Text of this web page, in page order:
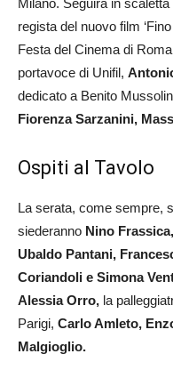
regista del nuovo film
Festa del Cinema di
portavoce di Unifil,
dedicato a Benito
Fiorenza Sarzanini,
Ospiti al Tavolo
La serata, come sempre,
siederanno Nino
Ubaldo Pantani,
Coriandoli e Simona
Alessia Orro, la
Parigi, Carlo Amleto,
Malgioglio.